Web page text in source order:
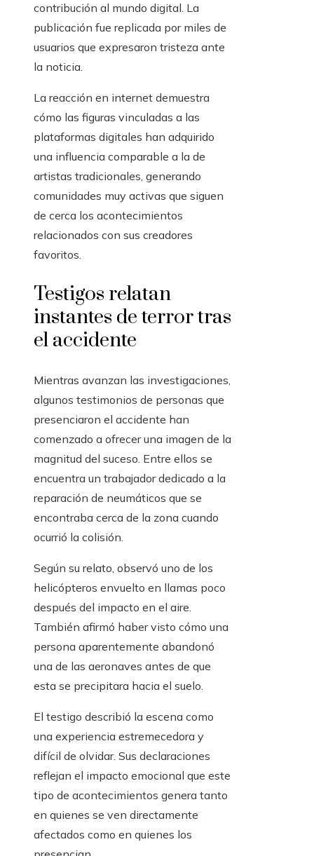
contribución al mundo digital. La
publicación fue replicada por miles de
usuarios que expresaron tristeza ante
la noticia.
La reacción en internet demuestra
cómo las figuras vinculadas a las
plataformas digitales han adquirido
una influencia comparable a la de
artistas tradicionales, generando
comunidades muy activas que siguen
de cerca los acontecimientos
relacionados con sus creadores
favoritos.
Testigos relatan
instantes de terror tras
el accidente
Mientras avanzan las investigaciones,
algunos testimonios de personas que
presenciaron el accidente han
comenzado a ofrecer una imagen de la
magnitud del suceso. Entre ellos se
encuentra un trabajador dedicado a la
reparación de neumáticos que se
encontraba cerca de la zona cuando
ocurrió la colisión.
Según su relato, observó uno de los
helicópteros envuelto en llamas poco
después del impacto en el aire.
También afirmó haber visto cómo una
persona aparentemente abandonó
una de las aeronaves antes de que
esta se precipitara hacia el suelo.
El testigo describió la escena como
una experiencia estremecedora y
difícil de olvidar. Sus declaraciones
reflejan el impacto emocional que este
tipo de acontecimientos genera tanto
en quienes se ven directamente
afectados como en quienes los